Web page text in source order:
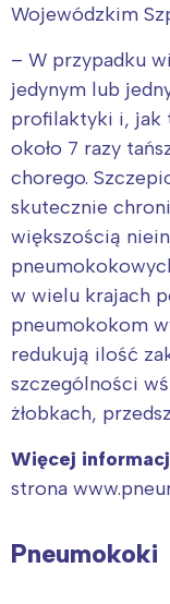
Wojewódzkim
– W przypadku
jedynym lub
profilaktyki i, jak
około 7 razy
chorego.
skutecznie
większością
w wielu krajach
pneumokokom
redukują ilość
szczególności
żłobkach,
Więcej
strona
Pneumokoki
Łódź
Poznań
Wrocław